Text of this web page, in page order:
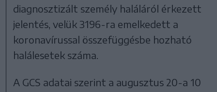
diagnosztizált személy haláláról érkezett
jelentés, velük 3196-ra emelkedett a
koronavírussal összefüggésbe hozható
halálesetek száma.
A GCS adatai szerint a augusztus 20-a 10